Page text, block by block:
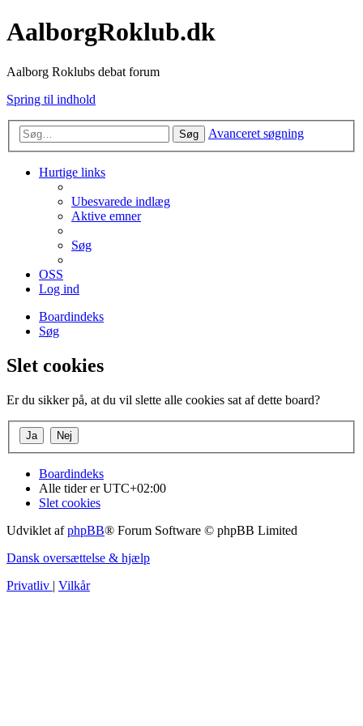
AalborgRoklub.dk
Aalborg Roklubs debat forum
Spring til indhold
Søg Avanceret søgning
Hurtige links
Ubesvarede indlæg
Aktive emner
Søg
OSS
Log ind
Boardindeks
Søg
Slet cookies
Er du sikker på, at du vil slette alle cookies sat af dette board?
Boardindeks
Alle tider erUTC+02:00
Slet cookies
Udviklet afphpBB® Forum Software © phpBB Limited
Dansk oversættelse & hjælp
Privatliv | Vilkår